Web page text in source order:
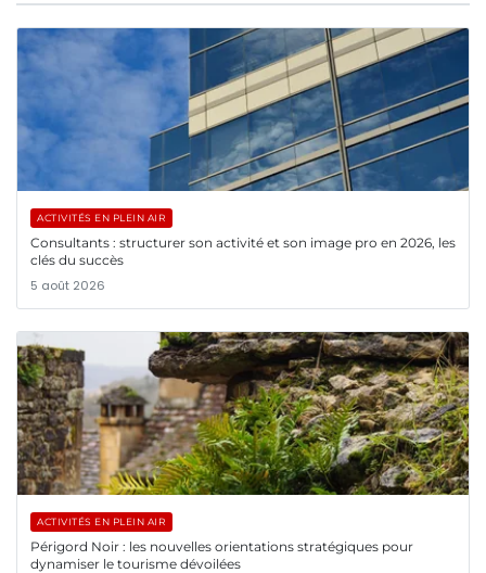
ACTIVITÉS EN PLEIN AIR
Consultants : structurer son activité et son image pro en 2026, les
clés du succès
5 août 2026
ACTIVITÉS EN PLEIN AIR
Périgord Noir : les nouvelles orientations stratégiques pour
dynamiser le tourisme dévoilées